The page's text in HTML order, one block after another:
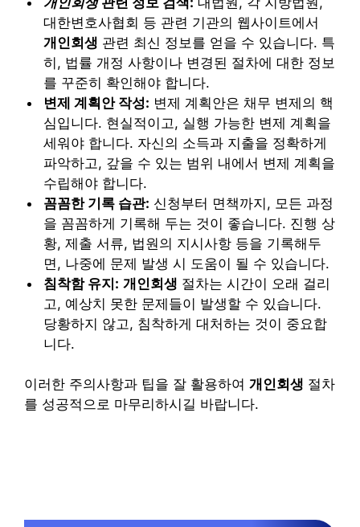
대한변호사협회 등 관련 기관의 웹사이트에서
개인회생 관련 최신 정보를 얻을 수 있습니다. 특
히, 법률 개정 사항이나 변경된 절차에 대한 정보
를 꾸준히 확인해야 합니다.
변제 계획안 작성: 변제 계획안은 채무 변제의 핵
심입니다. 현실적이고, 실행 가능한 변제 계획을
세워야 합니다. 자신의 소득과 지출을 정확하게
파악하고, 갚을 수 있는 범위 내에서 변제 계획을
수립해야 합니다.
꼼꼼한 기록 습관: 신청부터 면책까지, 모든 과정
을 꼼꼼하게 기록해 두는 것이 좋습니다. 진행 상
황, 제출 서류, 법원의 지시사항 등을 기록해두
면, 나중에 문제 발생 시 도움이 될 수 있습니다.
침착함 유지: 개인회생 절차는 시간이 오래 걸리
고, 예상치 못한 문제들이 발생할 수 있습니다.
당황하지 않고, 침착하게 대처하는 것이 중요합
니다.
이러한 주의사항과 팁을 잘 활용하여 개인회생 절차
를 성공적으로 마무리하시길 바랍니다.